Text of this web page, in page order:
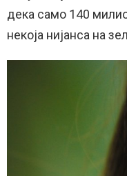
дека само 140
некоја нијанса на